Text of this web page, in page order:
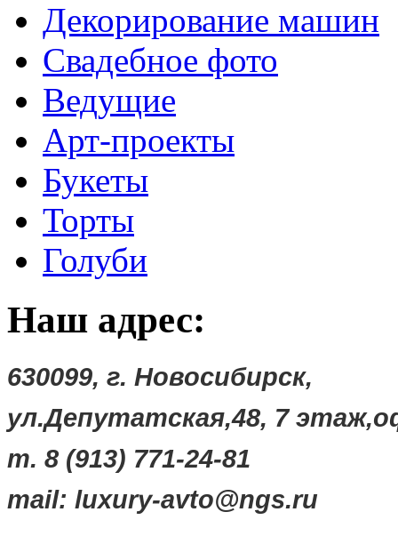
Декорирование машин
Свадебное фото
Ведущие
Арт-проекты
Букеты
Торты
Голуби
Наш адрес:
630099, г. Новосибирск,
ул.Депутатская,48, 7
т. 8 (913) 771-24-81
mail: luxury-avto@ngs.ru